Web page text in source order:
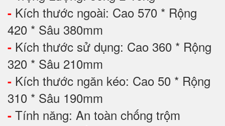
- Kích thước ngoài: Cao 570 * Rộng
420 * Sâu 380mm
- Kích thước sử dụng: Cao 360 * Rộng
320 * Sâu 210mm
- Kích thước ngăn kéo: Cao 50 * Rộng
310 * Sâu 190mm
- Tính năng: An toàn chống trộm